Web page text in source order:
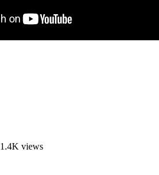
1.4K views